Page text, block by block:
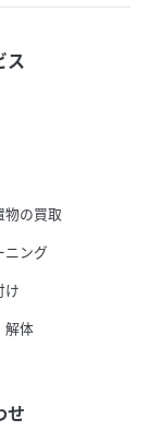
ス
物の買取
ニング
け
解体
せ